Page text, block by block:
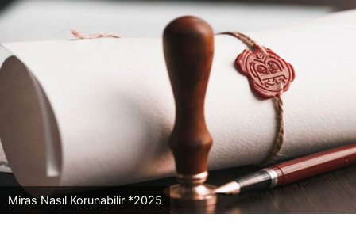
Miras Nasıl Korunabilir *2025